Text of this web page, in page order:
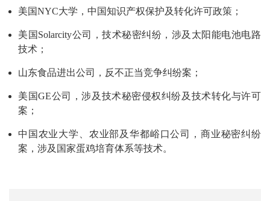
美国NYC大学，中国知识产权保护及转化许可政策；
美国Solarcity公司，技术秘密纠纷，涉及太阳能电池电路
技术；
山东食品进出公司，反不正当竞争纠纷案；
美国GE公司，涉及技术秘密侵权纠纷及技术转化与许可
案；
中国农业大学、农业部及华都峪口公司，商业秘密纠纷
案，涉及国家蛋鸡培育体系等技术。